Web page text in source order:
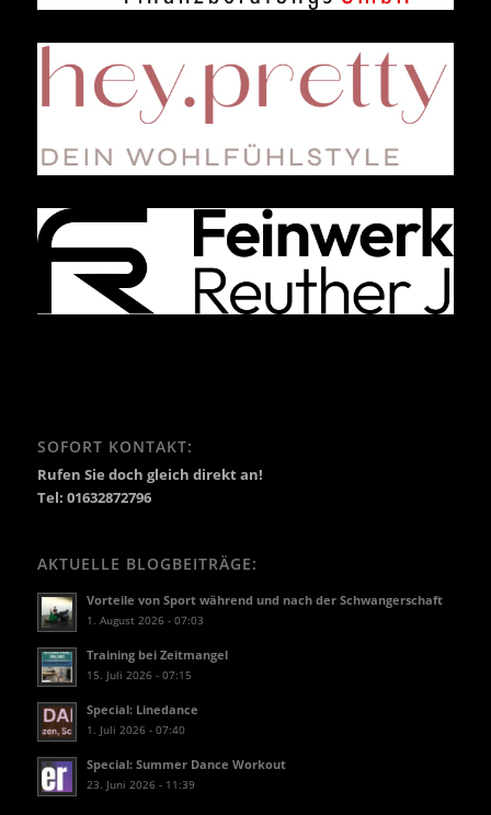
SOFORT KONTAKT:
Rufen Sie doch gleich direkt an!
Tel: 01632872796
AKTUELLE BLOGBEITRÄGE:
Vorteile von Sport während und nach der Schwangerschaft
1. August 2026 - 07:03
Training bei Zeitmangel
15. Juli 2026 - 07:15
Special: Linedance
1. Juli 2026 - 07:40
Special: Summer Dance Workout
23. Juni 2026 - 11:39